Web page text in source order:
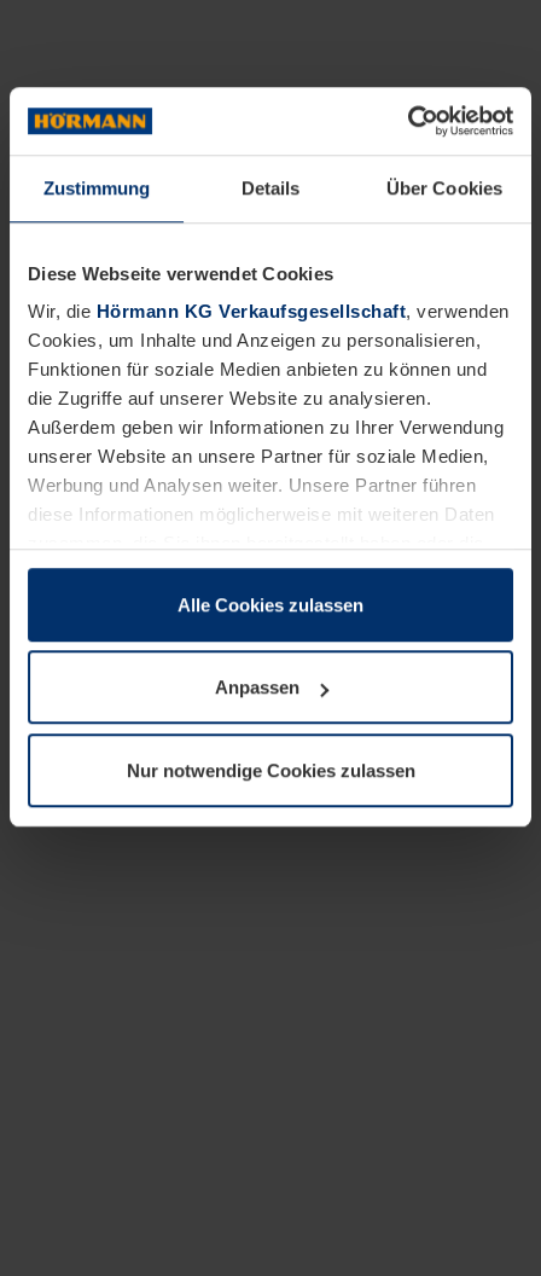
Zustimmung Details Über Cookies
Diese Webseite verwendet Cookies
Wir, die Hörmann KG Verkaufsgesellschaft, verwenden
Cookies, um Inhalte und Anzeigen zu personalisieren,
Funktionen für soziale Medien anbieten zu können und
die Zugriffe auf unserer Website zu analysieren.
Außerdem geben wir Informationen zu Ihrer Verwendung
unserer Website an unsere Partner für soziale Medien,
Werbung und Analysen weiter. Unsere Partner führen
diese Informationen möglicherweise mit weiteren Daten
sie im Rahmen Ihrer Nutzung der Dienste gesammelt
wenn diese für den Betrieb dieser Seite unbedingt
notwendig sind. Für alle anderen Cookie-Typen benötigen
wir Ihre Erlaubnis. Ihre Einwilligung können Sie jederzeit
Datenschutzerklärungunserer Website ändern oder
widerrufen.
Alle Cookies zulassen
Anpassen
Nur notwendige Cookies zulassen